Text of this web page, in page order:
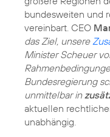
bundesweiten und
vereinbart. CEO
das Ziel, unsere
Minister Scheuer
Bundesregierung
unmittelbar in
aktuellen
unabhängig.